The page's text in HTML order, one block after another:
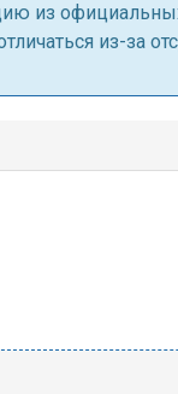
из
из-за